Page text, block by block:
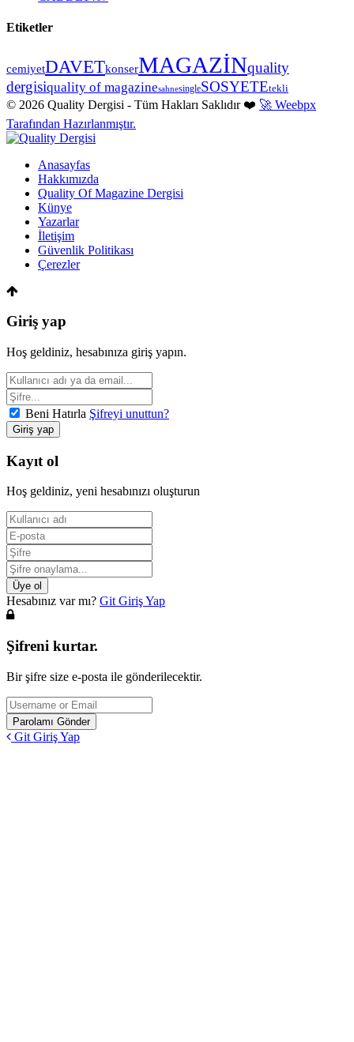
Etiketler
cemiyetDAVETkonserMAGAZİNquality
dergisiquality of magazinesahnesingleSOSYETEtekli
© 2026 Quality Dergisi - Tüm Hakları Saklıdır ❤️ 🚀 Weebpx
Tarafından Hazırlanmıştır.
Anasayfas
Hakkımızda
Quality Of Magazine Dergisi
Künye
Yazarlar
İletişim
Güvenlik Politikası
Çerezler
Giriş yap
Hoş geldiniz, hesabınıza giriş yapın.
Beni Hatırla Şifreyi unuttun?
Kayıt ol
Hoş geldiniz, yeni hesabınızı oluşturun
Hesabınız var mı? Git Giriş Yap
Şifreni kurtar.
Bir şifre size e-posta ile gönderilecektir.
Git Giriş Yap